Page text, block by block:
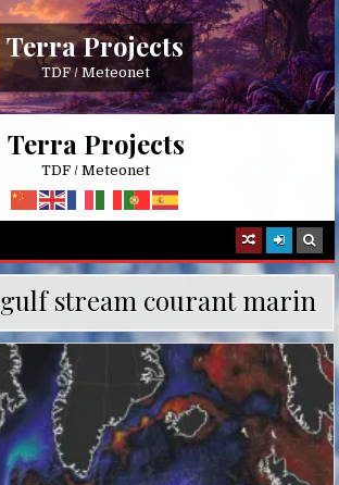
Terra Projects
TDF / Meteonet
Terra Projects
TDF / Meteonet
gulf stream courant marin
Posted
in